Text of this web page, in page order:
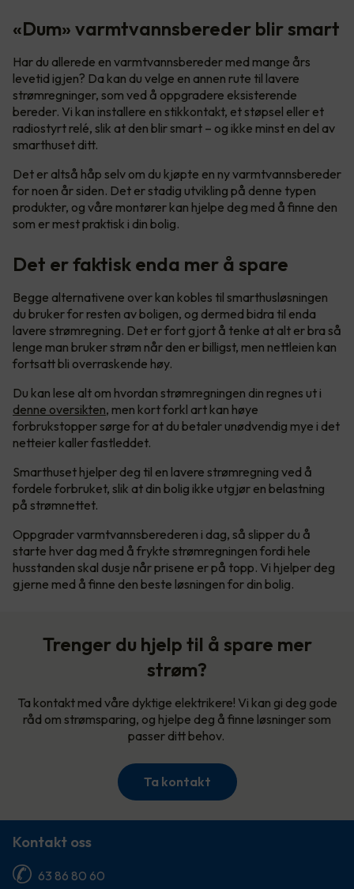
«Dum» varmtvannsbereder blir smart
Har du allerede en varmtvannsbereder med mange års
levetid igjen? Da kan du velge en annen rute til lavere
strømregninger, som ved å oppgradere eksisterende
bereder. Vi kan installere en stikkontakt, et støpsel eller et
radiostyrt relé, slik at den blir smart – og ikke minst en del av
smarthuset ditt.
Det er altså håp selv om du kjøpte en ny varmtvannsbereder
for noen år siden. Det er stadig utvikling på denne typen
produkter, og våre montører kan hjelpe deg med å finne den
som er mest praktisk i din bolig.
Det er faktisk enda mer å spare
Begge alternativene over kan kobles til smarthusløsningen
du bruker for resten av boligen, og dermed bidra til enda
lavere strømregning. Det er fort gjort å tenke at alt er bra så
lenge man bruker strøm når den er billigst, men nettleien kan
fortsatt bli overraskende høy.
Du kan lese alt om hvordan strømregningen din regnes ut i
denne oversikten, men kort forkl art kan høye
forbrukstopper sørge for at du betaler unødvendig mye i det
netteier kaller fastleddet.
Smarthuset hjelper deg til en lavere strømregning ved å
fordele forbruket, slik at din bolig ikke utgjør en belastning
på strømnettet.
Oppgrader varmtvannsberederen i dag, så slipper du å
starte hver dag med å frykte strømregningen fordi hele
husstanden skal dusje når prisene er på topp. Vi hjelper deg
gjerne med å finne den beste løsningen for din bolig.
Trenger du hjelp til å spare mer
strøm?
Ta kontakt med våre dyktige elektrikere! Vi kan gi deg gode
råd om strømsparing, og hjelpe deg å finne løsninger som
passer ditt behov.
Ta kontakt
Kontakt oss
63 86 80 60